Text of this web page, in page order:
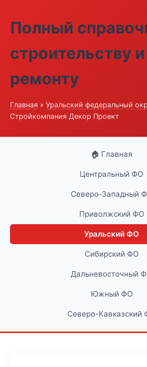
Полный
строительству и
ремонту
Главная » Уральский федеральный
Стройкомпания Декор Проект
🏠 Главная
Центральный ФО
Северо-Западный
Приволжский ФО
Уральский ФО
Сибирский ФО
Дальневосточный
Южный ФО
Северо-Кавказский